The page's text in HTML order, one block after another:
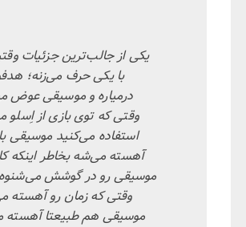
یکی از جالب‌ترین جزئیات
با یکی حرف می‌زنه؛
درمیاره و موسیقی عوض
وقتی که توی بازی از
استفاده می‌کنید موسیقی
آهسته می‌شه بخاطر اینکه
موسیقی رو در گوشش
وقتی که زمان رو آهسته
موسیقی هم طبیعتا آهسته